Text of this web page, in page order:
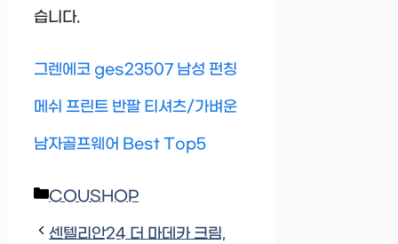
습니다.
그렌에코 ges23507 남성 펀칭
메쉬 프린트 반팔 티셔츠/가벼운
남자골프웨어 Best Top5
Categories
COUSHOP
센텔리안24 더 마데카 크림,